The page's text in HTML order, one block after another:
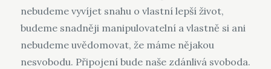
nebudeme vyvíjet snahu o vlastní lepší život,
budeme snadněji manipulovatelní a vlastně si ani
nebudeme uvědomovat, že máme nějakou
nesvobodu. Připojení bude naše zdánlivá svoboda.